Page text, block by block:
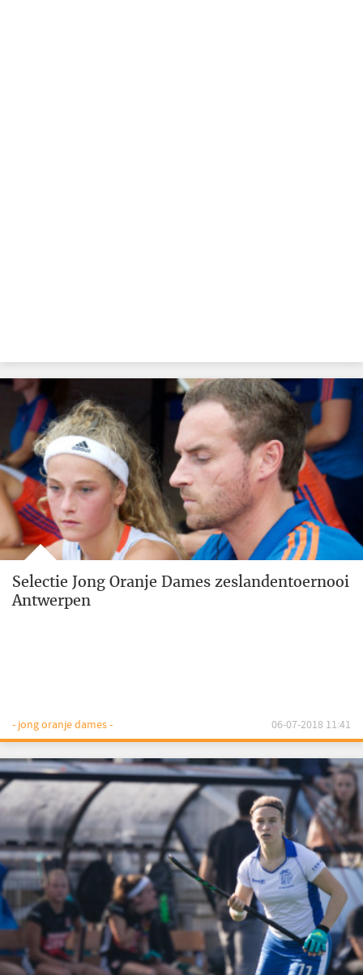
Selectie Jong Oranje Dames zeslandentoernooi
Antwerpen
- jong oranje dames - 06-07-2018 11:41